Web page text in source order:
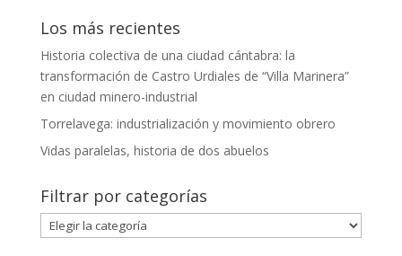
Los más recientes
Historia colectiva de una ciudad cántabra: la
transformación de Castro Urdiales de “Villa Marinera”
en ciudad minero-industrial
Torrelavega: industrialización y movimiento obrero
Vidas paralelas, historia de dos abuelos
Filtrar por categorías
Filtrar
por